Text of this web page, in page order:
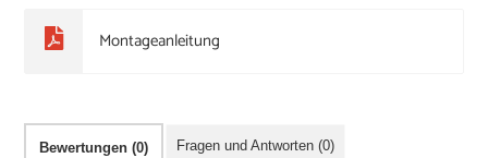
Montageanleitung
Bewertungen (0) Fragen und Antworten (0)